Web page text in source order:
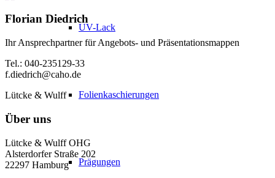
UV-Lack
Folienkaschierungen
Prägungen
Florian Diedrich
Ihr Ansprechpartner für Angebots- und Präsentationsmappen
Tel.: 040-235129-33
f.diedrich@caho.de
Lütcke & Wulff
Über uns
Lütcke & Wulff OHG
Alsterdorfer Straße 202
22297 Hamburg